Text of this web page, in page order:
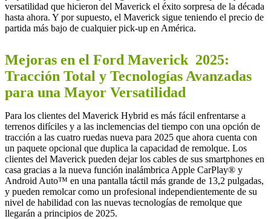
versatilidad que hicieron del Maverick el éxito sorpresa de la década
hasta ahora. Y por supuesto, el Maverick sigue teniendo el precio de
partida más bajo de cualquier pick-up en América.
Mejoras en el Ford Maverick 2025:
Tracción Total y Tecnologías Avanzadas
para una Mayor Versatilidad
Para los clientes del Maverick Hybrid es más fácil enfrentarse a
terrenos difíciles y a las inclemencias del tiempo con una opción de
tracción a las cuatro ruedas nueva para 2025 que ahora cuenta con
un paquete opcional que duplica la capacidad de remolque. Los
clientes del Maverick pueden dejar los cables de sus smartphones en
casa gracias a la nueva función inalámbrica Apple CarPlay® y
Android Auto™ en una pantalla táctil más grande de 13,2 pulgadas,
y pueden remolcar como un profesional independientemente de su
nivel de habilidad con las nuevas tecnologías de remolque que
llegarán a principios de 2025.